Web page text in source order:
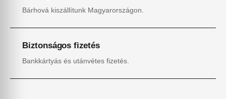
Bárhová kiszállítunk Magyarországon.
Biztonságos fizetés
Bankkártyás és utánvétes fizetés.